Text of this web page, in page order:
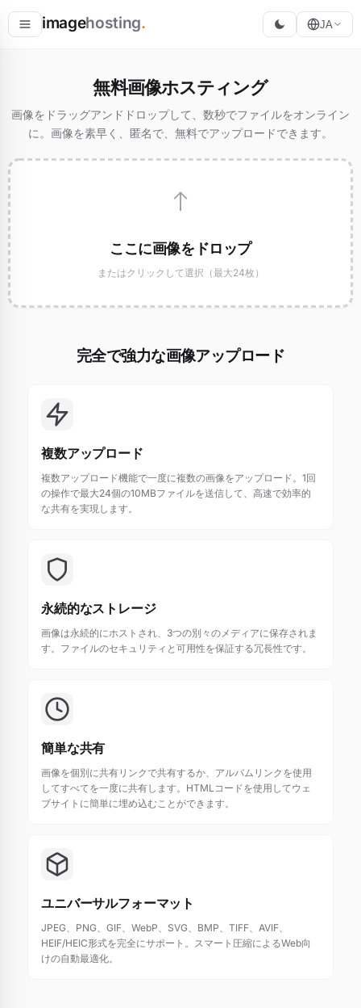
imagehosting.
リサイズ
JA
無料画像ホスティング
画像をドラッグアンドドロップして、数秒でファイルをオンライン
に。画像を素早く、匿名で、無料でアップロードできます。
ここに画像をドロップ
またはクリックして選択（最大24枚）
完全で強力な画像アップロード
複数アップロード
複数アップロード機能で一度に複数の画像をアップロード。1回
の操作で最大24個の10MBファイルを送信して、高速で効率的
な共有を実現します。
永続的なストレージ
画像は永続的にホストされ、3つの別々のメディアに保存されま
す。ファイルのセキュリティと可用性を保証する冗長性です。
簡単な共有
画像を個別に共有リンクで共有するか、アルバムリンクを使用
してすべてを一度に共有します。HTMLコードを使用してウェ
ブサイトに簡単に埋め込むことができます。
ユニバーサルフォーマット
JPEG、PNG、GIF、WebP、SVG、BMP、TIFF、AVIF、
HEIF/HEIC形式を完全にサポート。スマート圧縮によるWeb向
けの自動最適化。